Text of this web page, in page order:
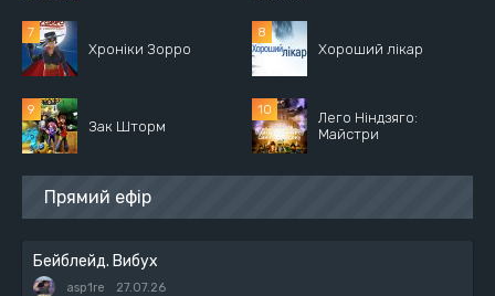
Хроніки Зорро Хороший лікар
Зак Шторм
Лего Ніндзяго:
Майстри
Прямий ефір
Бейблейд. Вибух
asp1re 27.07.26